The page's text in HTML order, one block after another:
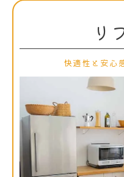
リ
快適性と安心